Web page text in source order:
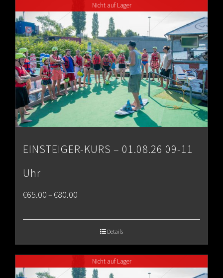
€80.00
Nicht auf Lager
EINSTEIGER-KURS – 01.08.26 09-11
Uhr
€65.00–€80.00
€80.00
Details
Nicht auf Lager